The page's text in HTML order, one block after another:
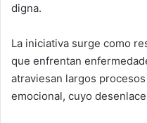
digna.
La iniciativa surge como
que enfrentan
atraviesan largos
emocional, cuyo